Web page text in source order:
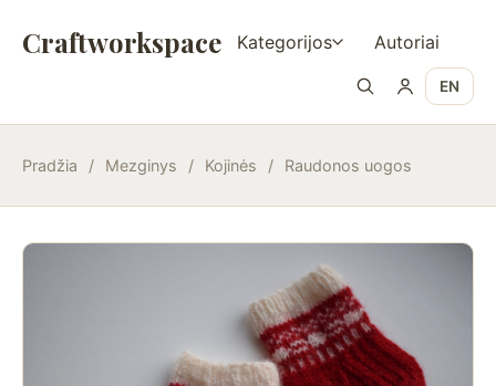
Craftworkspace Kategorijos Autoriai
EN
Pradžia / Mezginys / Kojinės / Raudonos uogos